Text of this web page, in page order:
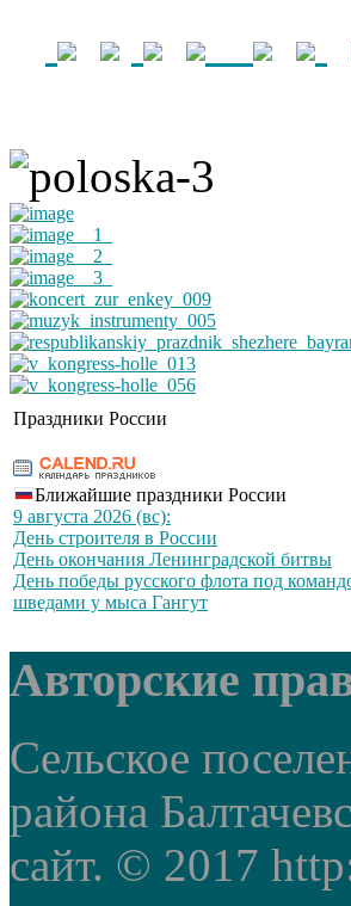
Праздники России
Ближайшие праздники России
9 августа 2026 (вс):
День строителя в России
День окончания Ленинградской битвы
День победы русского флота под
шведами у мыса Гангут
Авторские
Сельское
района
сайт. © 2017